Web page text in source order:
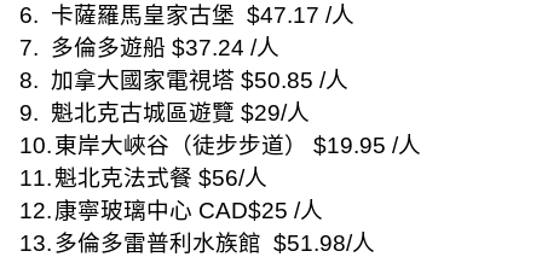
6. 卡薩羅馬皇家古堡 $47.17 /人
7. 多倫多遊船 $37.24 /人
8. 加拿大國家電視塔 $50.85 /人
9. 魁北克古城區遊覽 $29/人
10.東岸大峽谷（徒步步道） $19.95 /人
11.魁北克法式餐 $56/人
12.康寧玻璃中心 CAD$25 /人
13.多倫多雷普利水族館 $51.98/人